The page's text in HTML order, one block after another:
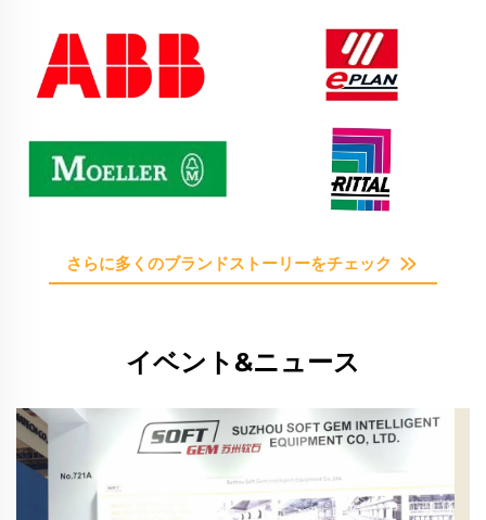
さらに多くのブランドストーリーをチェック
イベント&ニュース